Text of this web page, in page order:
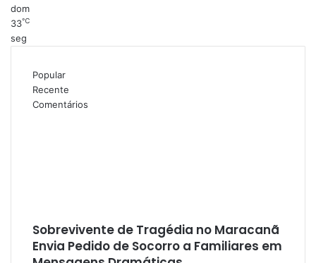
dom
33℃
seg
Popular
Recente
Comentários
Sobrevivente de Tragédia no Maracanã
Envia Pedido de Socorro a Familiares em